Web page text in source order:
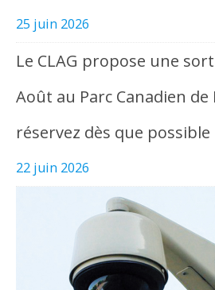
25 juin 2026
Le CLAG propose une
Août au Parc Canadien
réservez dès que possible
22 juin 2026